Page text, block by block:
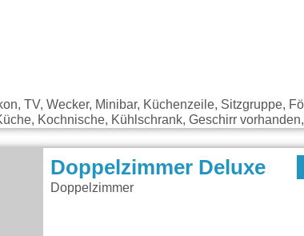
TV, Wecker, Minibar, Küchenzeile, Sitzgruppe,
Kochnische, Kühlschrank, Geschirr
Doppelzimmer Deluxe
Doppelzimmer